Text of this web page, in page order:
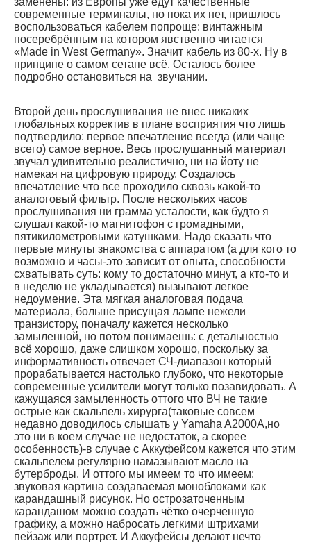
современные терминалы, но пока их нет, пришлось
воспользоваться кабелем попроще: винтажным
посеребрённым на котором явственно читается
«Made in West Germany». Значит кабель из 80-х. Ну в
принципе о самом сетапе всё. Осталось более
подробно остановиться на звучании.
Второй день прослушивания не внес никаких
глобальных корректив в плане восприятия что лишь
подтвердило: первое впечатление всегда (или чаще
всего) самое верное. Весь прослушанный материал
звучал удивительно реалистично, ни на йоту не
намекая на цифровую природу. Создалось
впечатление что все проходило сквозь какой-то
аналоговый фильтр. После нескольких часов
прослушивания ни грамма усталости, как будто я
слушал какой-то магнитофон с громадными,
пятикилометровыми катушками. Надо сказать что
первые минуты знакомства с аппаратом (а для кого то
возможно и часы-это зависит от опыта, способности
схватывать суть: кому то достаточно минут, а кто-то и
в неделю не укладывается) вызывают легкое
недоумение. Эта мягкая аналоговая подача
материала, больше присущая лампе нежели
транзистору, поначалу кажется несколько
замыленной, но потом понимаешь: с детальностью
всё хорошо, даже слишком хорошо, поскольку за
информативность отвечает СЧ-диапазон который
прорабатывается настолько глубоко, что некоторые
современные усилители могут только позавидовать. А
кажущаяся замыленность оттого что ВЧ не такие
острые как скальпель хирурга(таковые совсем
недавно доводилось слышать у Yamaha A2000A,но
это ни в коем случае не недостаток, а скорее
особенность)-в случае с Аккуфейсом кажется что этим
скальпелем регулярно намазывают масло на
бутерброды. И оттого мы имеем то что имеем:
звуковая картина создаваемая моноблоками как
карандашный рисунок. Но острозаточенным
карандашом можно создать чётко очерченную
графику, а можно набросать легкими штрихами
пейзаж или портрет. И Аккуфейсы делают нечто